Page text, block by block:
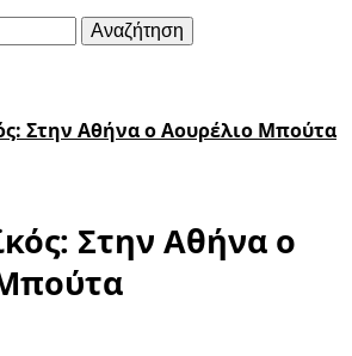
Στην Αθήνα ο Αουρέλιο Μπούτα
Στην Αθήνα ο